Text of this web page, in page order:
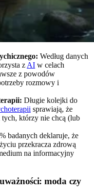
Według danych
z AI w celach
z powodów
rozmowy i
Długie kolejki do
sprawiają, że
tych, którzy nie chcą (lub
badanych deklaruje, że
przekracza zdrową
na informacyjny
moda czy